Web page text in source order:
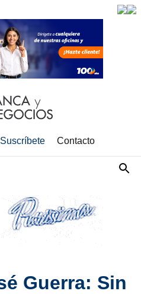
Suscríbete Contacto
Guerra: Sin